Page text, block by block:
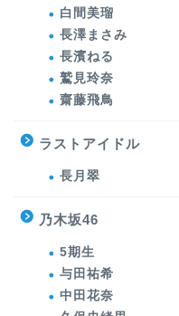
白間美瑠
長澤まさみ
長濱ねる
鷲見玲奈
齋藤飛鳥
ラストアイドル
長月翠
乃木坂46
5期生
与田祐希
中田花奈